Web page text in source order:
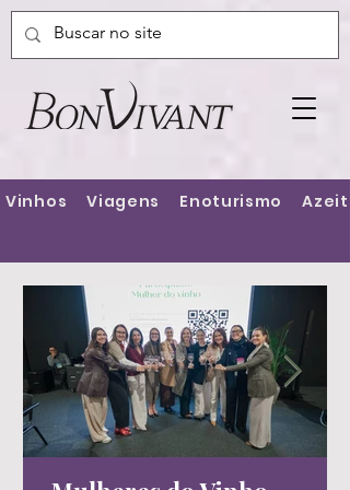
Vinhos Viagens Enoturismo